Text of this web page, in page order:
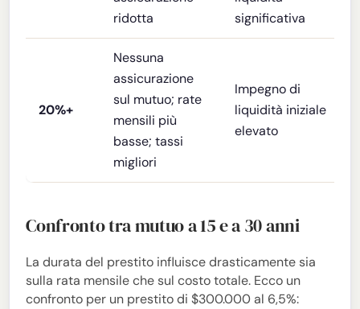
ridotta
significativa
20%+
Nessuna
assicurazione
sul mutuo; rate
mensili più
basse; tassi
migliori
Impegno di
liquidità iniziale
elevato
Confronto tra mutuo a 15 e a 30 anni
La durata del prestito influisce drasticamente sia
sulla rata mensile che sul costo totale. Ecco un
confronto per un prestito di $300.000 al 6,5%: